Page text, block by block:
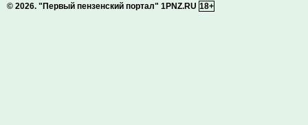
© 2026. "Первый пензенский портал" 1PNZ.RU 18+